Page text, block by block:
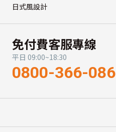
日式風設計
免付費客服專線
平日 09:00~18:30
0800-366-086